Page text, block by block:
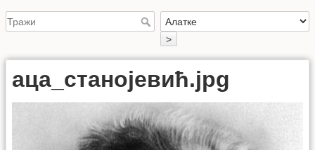
>
аца_станојевић.jpg